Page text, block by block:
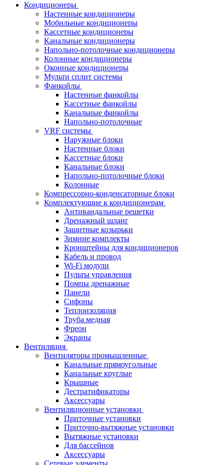
Кондиционеры
Настенные кондиционеры
Мобильные кондиционеры
Кассетные кондиционеры
Канальные кондиционеры
Напольно-потолочные кондиционеры
Колонные кондиционеры
Оконные кондиционеры
Мульти сплит системы
Фанкойлы
Настенные фанкойлы
Кассетные фанкойлы
Канальные фанкойлы
Напольно-потолочные
VRF системы
Наружные блоки
Настенные блоки
Кассетные блоки
Канальные блоки
Напольно-потолочные блоки
Колонные
Компрессорно-конденсаторные блоки
Комплектующие к кондиционерам
Антивандальные решетки
Дренажный шланг
Защитные козырьки
Зимние комплекты
Кронштейны для кондиционеров
Кабель и провод
Wi-Fi модули
Пульты управления
Помпы дренажные
Панели
Сифоны
Теплоизоляция
Труба медная
Фреон
Экраны
Вентиляция
Вентиляторы промышленные
Канальные прямоугольные
Канальные круглые
Крышные
Дестратификаторы
Аксессуары
Вентиляционные установки
Приточные установки
Приточно-вытяжные установки
Вытяжные установки
Для бассейнов
Аксессуары
Сетевые элементы